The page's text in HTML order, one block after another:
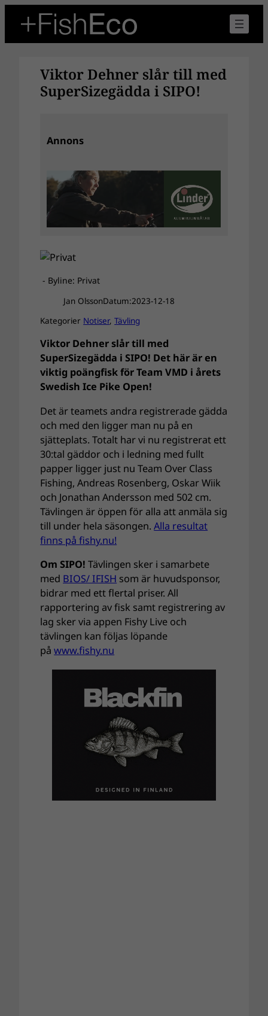
innehåll
Viktor Dehner slår till med
SuperSizegädda i SIPO!
Annons
- Byline: Privat
Jan OlssonDatum:2023-12-18
Kategorier Notiser, Tävling
Viktor Dehner slår till med
SuperSizegädda i SIPO! Det här är en
viktig poängfisk för Team VMD i årets
Swedish Ice Pike Open!
Det är teamets andra registrerade gädda
och med den ligger man nu på en
sjätteplats. Totalt har vi nu registrerat ett
30:tal gäddor och i ledning med fullt
papper ligger just nu Team Over Class
Fishing, Andreas Rosenberg, Oskar Wiik
och Jonathan Andersson med 502 cm.
Tävlingen är öppen för alla att anmäla sig
till under hela säsongen.Alla resultat
finns på fishy.nu!
Om SIPO! Tävlingen sker i samarbete
med BIOS/ IFISH som är huvudsponsor,
bidrar med ett flertal priser. All
rapportering av fisk samt registrering av
lag sker via appen Fishy Live och
tävlingen kan följas löpande
påwww.fishy.nu